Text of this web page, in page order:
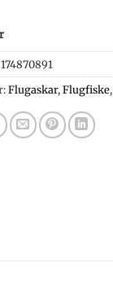
174870891
Flugaskar,Flugfiske,